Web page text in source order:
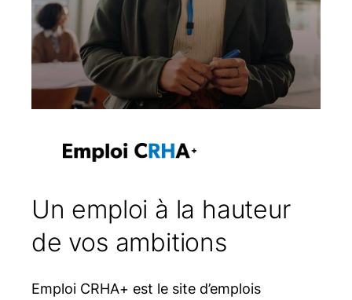
Un emploi à la hauteur
de vos ambitions
Emploi CRHA+ est le site d’emplois